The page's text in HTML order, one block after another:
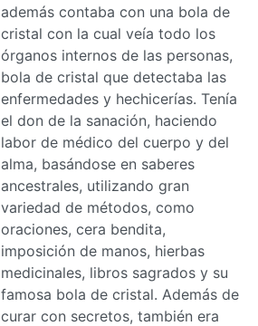
además contaba con una bola de
cristal con la cual veía todo los
órganos internos de las personas,
bola de cristal que detectaba las
enfermedades y hechicerías. Tenía
el don de la sanación, haciendo
labor de médico del cuerpo y del
alma, basándose en saberes
ancestrales, utilizando gran
variedad de métodos, como
oraciones, cera bendita,
imposición de manos, hierbas
medicinales, libros sagrados y su
famosa bola de cristal. Además de
curar con secretos, también era